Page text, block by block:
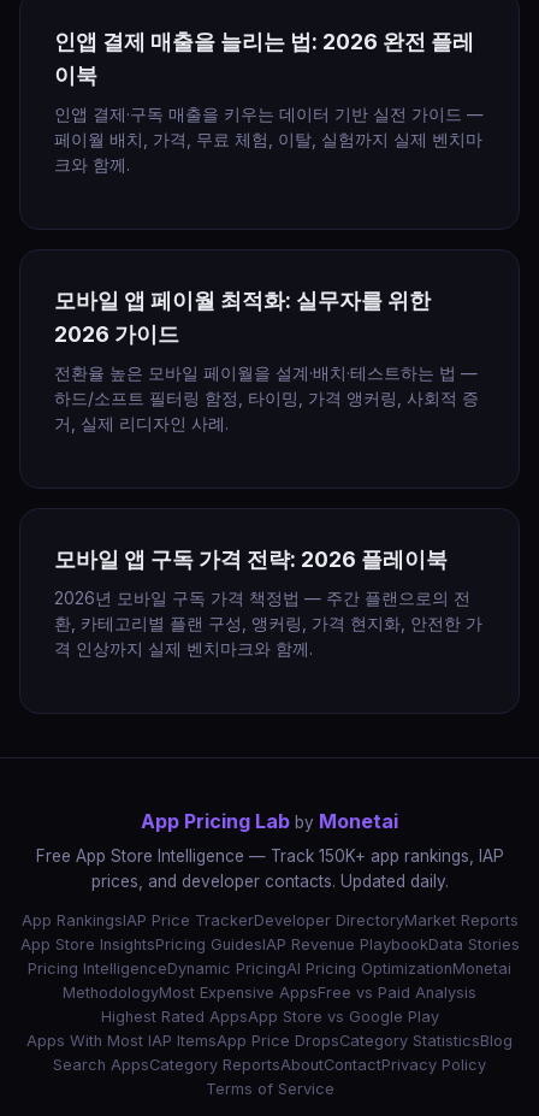
인앱 결제 매출을 늘리는 법: 2026 완전 플레
이북
인앱 결제·구독 매출을 키우는 데이터 기반 실전 가이드 —
페이월 배치, 가격, 무료 체험, 이탈, 실험까지 실제 벤치마
크와 함께.
모바일 앱 페이월 최적화: 실무자를 위한
2026 가이드
전환율 높은 모바일 페이월을 설계·배치·테스트하는 법 —
하드/소프트 필터링 함정, 타이밍, 가격 앵커링, 사회적 증
거, 실제 리디자인 사례.
모바일 앱 구독 가격 전략: 2026 플레이북
2026년 모바일 구독 가격 책정법 — 주간 플랜으로의 전
환, 카테고리별 플랜 구성, 앵커링, 가격 현지화, 안전한 가
격 인상까지 실제 벤치마크와 함께.
App Pricing Lab by Monetai
Free App Store Intelligence — Track 150K+ app rankings, IAP
prices, and developer contacts. Updated daily.
App RankingsIAP Price TrackerDeveloper DirectoryMarket Reports
App Store InsightsPricing GuidesIAP Revenue PlaybookData Stories
Pricing IntelligenceDynamic PricingAI Pricing OptimizationMonetai
MethodologyMost Expensive AppsFree vs Paid Analysis
Highest Rated AppsApp Store vs Google Play
Apps With Most IAP ItemsApp Price DropsCategory StatisticsBlog
Search AppsCategory ReportsAboutContactPrivacy Policy
Terms of Service